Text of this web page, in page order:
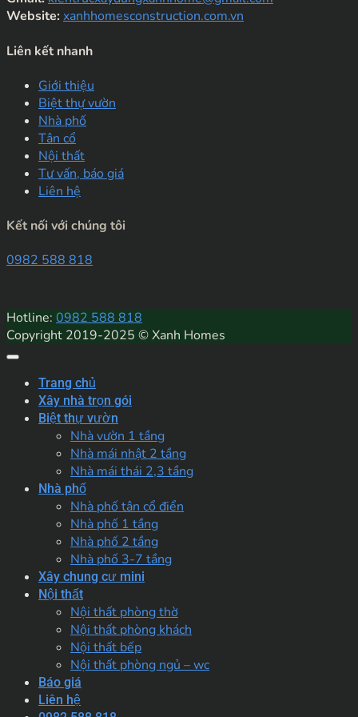
Website:xanhhomesconstruction.com.vn
Liên kết nhanh
Giới thiệu
Biệt thự vườn
Nhà phố
Tân cổ
Nội thất
Tư vấn, báo giá
Liên hệ
Kết nối với chúng tôi
0982 588 818
Hotline: 0982 588 818
Copyright 2019-2025 © Xanh Homes
Trang chủ
Xây nhà trọn gói
Biệt thự vườn
Nhà vườn 1 tầng
Nhà mái nhật 2 tầng
Nhà mái thái 2,3 tầng
Nhà phố
Nhà phố tân cổ điển
Nhà phố 1 tầng
Nhà phố 2 tầng
Nhà phố 3-7 tầng
Xây chung cư mini
Nội thất
Nội thất phòng thờ
Nội thất phòng khách
Nội thất bếp
Nội thất phòng ngủ – wc
Báo giá
Liên hệ